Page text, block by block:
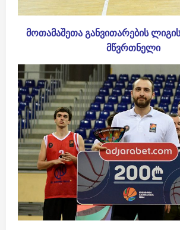
მოთამაშეთა განვითარების
მწვრთნელი